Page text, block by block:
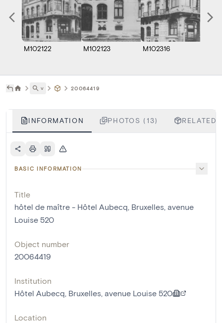
M102122 M102123 M102316
˅ 20064419
INFORMATION PHOTOS (13) RELATED
BASIC INFORMATION
Title
hôtel de maître - Hôtel Aubecq, Bruxelles, avenue
Louise 520
Object number
20064419
Institution
Hôtel Aubecq, Bruxelles, avenue Louise 520
Location